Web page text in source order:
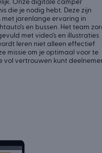
Onze digitale camper
die je nodig hebt. Deze zijn
met jarenlange ervaring in
en bussen. Het team
met video’s en illustraties
leren niet alleen effectief
missie om je optimaal voor te
vol vertrouwen kunt